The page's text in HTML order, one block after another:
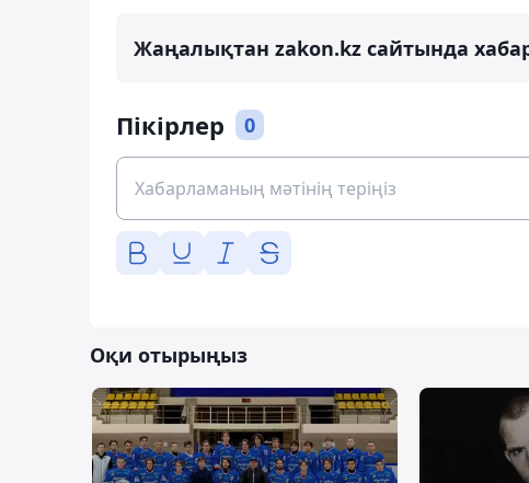
Жаңалықтан zakon.kz сайтында
Пікірлер 0
Оқи отырыңыз